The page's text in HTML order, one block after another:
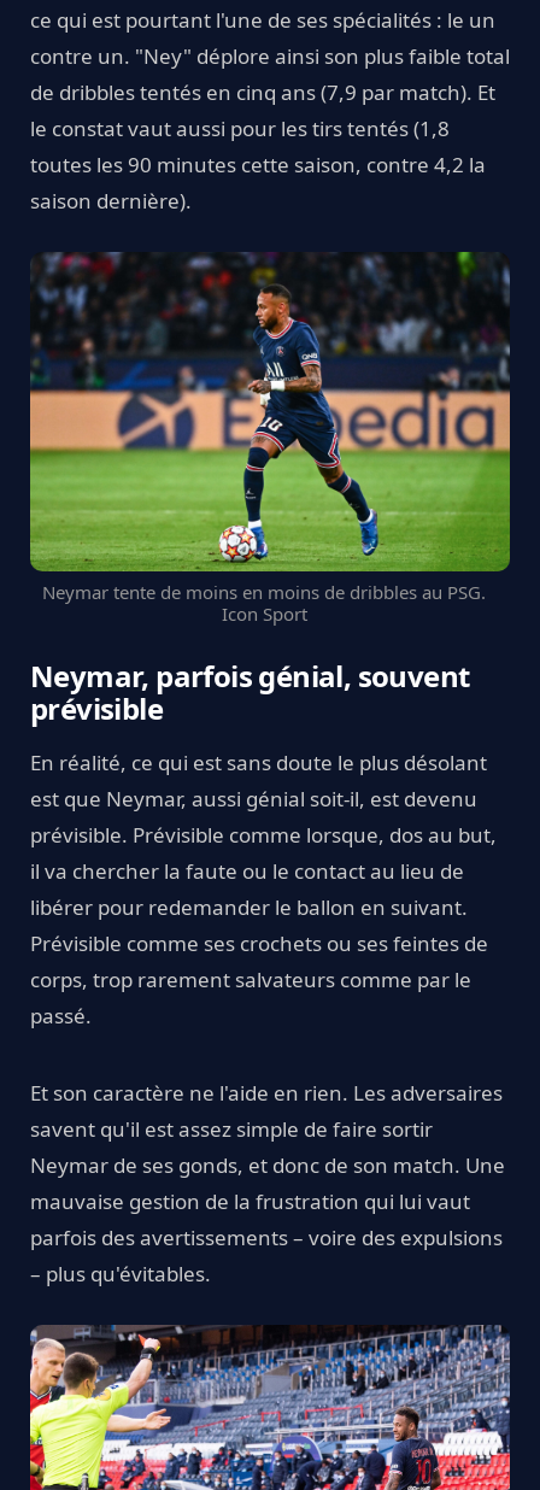
ce qui est pourtant l'une de ses spécialités : le un
contre un. "Ney" déplore ainsi son plus faible total
de dribbles tentés en cinq ans (7,9 par match). Et
le constat vaut aussi pour les tirs tentés (1,8
toutes les 90 minutes cette saison, contre 4,2 la
saison dernière).
Neymar tente de moins en moins de dribbles au PSG.
Icon Sport
Neymar, parfois génial, souvent
prévisible
En réalité, ce qui est sans doute le plus désolant
est que Neymar, aussi génial soit-il, est devenu
prévisible. Prévisible comme lorsque, dos au but,
il va chercher la faute ou le contact au lieu de
libérer pour redemander le ballon en suivant.
Prévisible comme ses crochets ou ses feintes de
corps, trop rarement salvateurs comme par le
passé.
Et son caractère ne l'aide en rien. Les adversaires
savent qu'il est assez simple de faire sortir
Neymar de ses gonds, et donc de son match. Une
mauvaise gestion de la frustration qui lui vaut
parfois des avertissements – voire des expulsions
– plus qu'évitables.